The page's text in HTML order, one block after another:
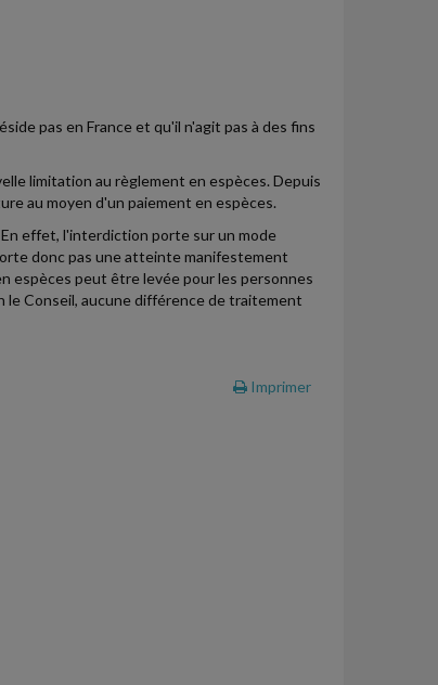
pas en France et qu'il n'agit pas à des fins
limitation au règlement en espèces. Depuis
au moyen d'un paiement en espèces.
effet, l'interdiction porte sur un mode
donc pas une atteinte manifestement
espèces peut être levée pour les personnes
le Conseil, aucune différence de traitement
Imprimer